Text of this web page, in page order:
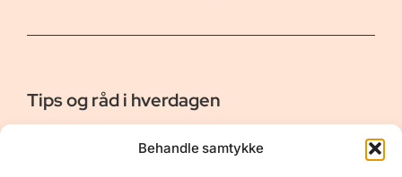
Behandle samtykke
Tips og råd i hverdagen
Er vår bloggside hvor vi ønsker å dele våre opplevelser og
gi deg råd og tips innen reiser, hotell - og restauranter,